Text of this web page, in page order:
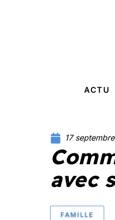
ACTU
17
avec
FAMILLE